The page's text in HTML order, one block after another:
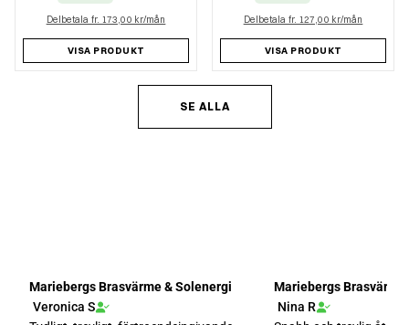
Delbetala fr. 173,00 kr/mån
VISA PRODUKT
Delbetala fr. 127,00 kr/mån
VISA PRODUKT
SE ALLA